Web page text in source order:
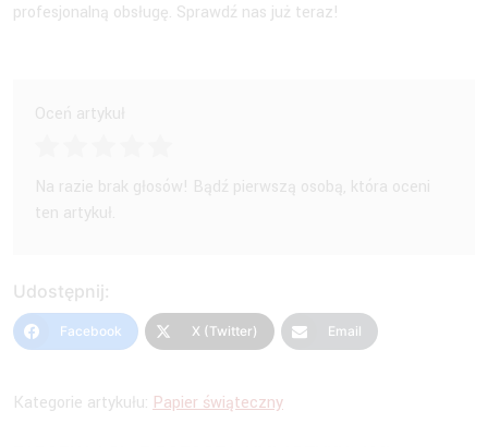
profesjonalną obsługę. Sprawdź nas już teraz!
Oceń artykuł
Na razie brak głosów! Bądź pierwszą osobą, która oceni
ten artykuł.
Udostępnij:
Facebook X (Twitter) Email
Kategorie artykułu: Papier świąteczny